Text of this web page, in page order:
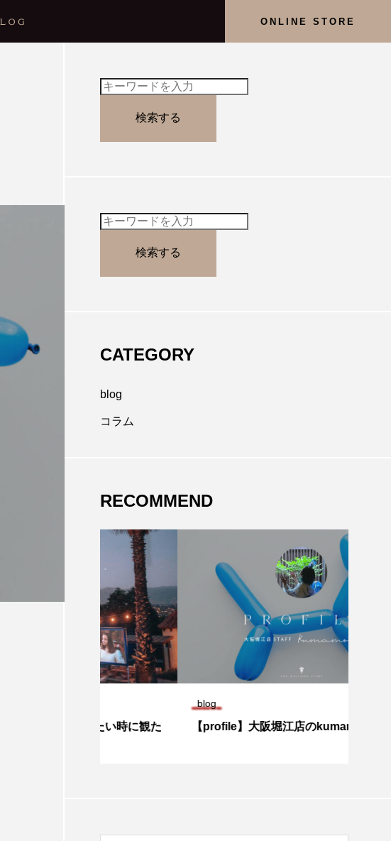
interior
portfolio speed
ONLINE STORE
検索する
検索する
CATEGORY
blog
コラム
RECOMMEND
【profile】大阪堀江店のkumamotoです！